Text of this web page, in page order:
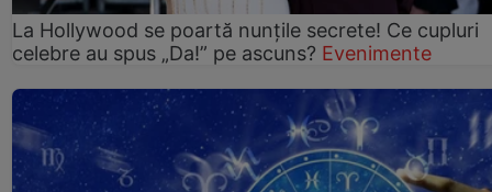
La Hollywood se poartă nunțile secrete! Ce cupluri
celebre au spus „Da!” pe ascuns? Evenimente